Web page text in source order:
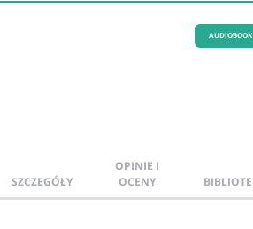
AUDIOBOOK
SZCZEGÓŁY
OPINIE I
OCENY